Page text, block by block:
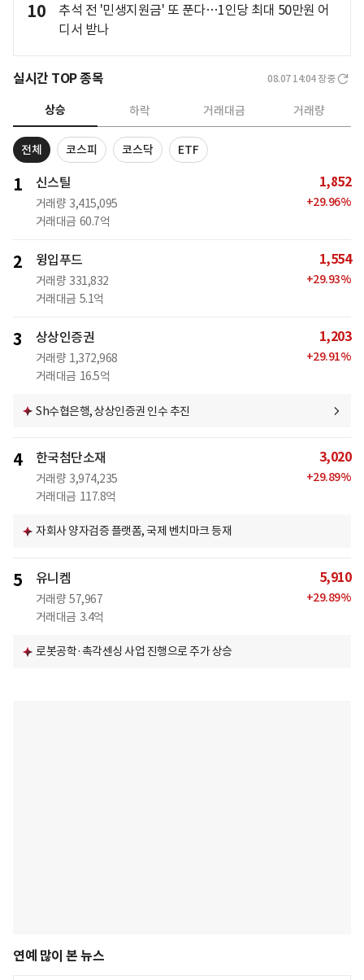
10
추석 전 '민생지원금' 또 푼다…1인당 최대 50만원 어
디서 받나
실시간 TOP 종목 08.07 14:04 장중
상승 하락 거래대금 거래량
전체 코스피 코스닥 ETF
1 신스틸
거래량 3,415,095
거래대금 60.7억
1,852
+29.96%
2 윙입푸드
거래량 331,832
거래대금 5.1억
1,554
+29.93%
3 상상인증권
거래량 1,372,968
거래대금 16.5억
1,203
+29.91%
Sh수협은행, 상상인증권 인수 추진
4 한국첨단소재
거래량 3,974,235
거래대금 117.8억
3,020
+29.89%
자회사 양자검증 플랫폼, 국제 벤치마크 등재
5 유니켐
거래량 57,967
거래대금 3.4억
5,910
+29.89%
로봇공학·촉각센싱 사업 진행으로 주가 상승
연예 많이 본 뉴스